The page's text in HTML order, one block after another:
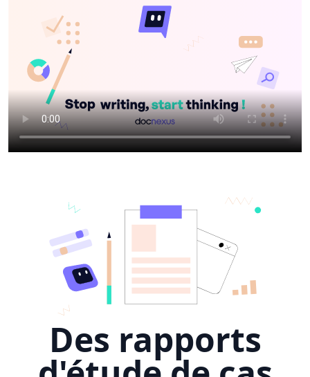
Des rapports